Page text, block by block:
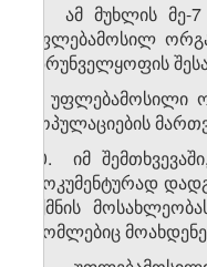
8. ამ მუხლის მე-
უფლებამოსილ
უზრუნველყოფის
9. უფლებამოსილი
პოპულაციების
10. იმ
დოკუმენტურად
უქმნის
რომლებიც